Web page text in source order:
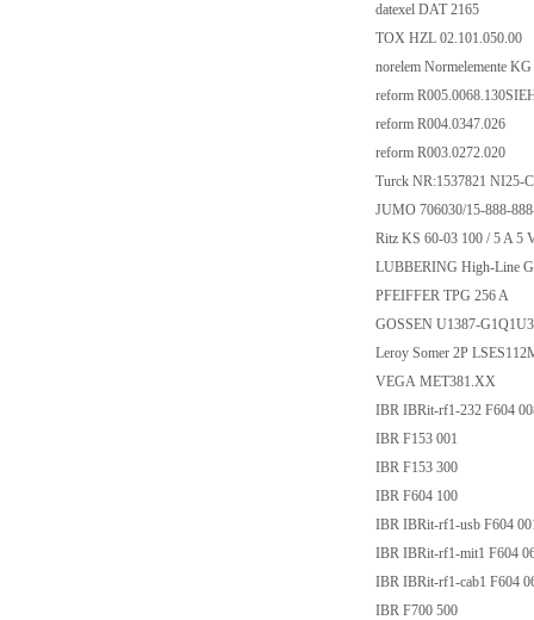
datexel DAT 2165
TOX HZL 02.101.050.00
norelem Normelemente
reform
reform R004.0347.026
reform R003.0272.020
Turck NR:1537821
JUMO 706030/15-888-
Ritz KS 60-03 100 / 5 A 5
LUBBERING High-Line
PFEIFFER TPG 256 A
GOSSEN U1387-
Leroy Somer 2P
VEGA MET381.XX
IBR IBRit-rf1-232 F604
IBR F153 001
IBR F153 300
IBR F604 100
IBR IBRit-rf1-usb F604
IBR IBRit-rf1-mit1 F604
IBR IBRit-rf1-cab1 F604
IBR F700 500